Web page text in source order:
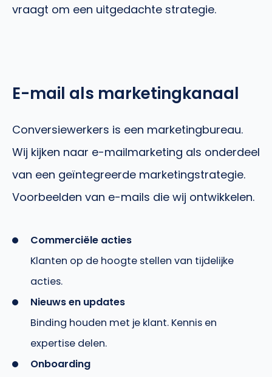
vraagt om een uitgedachte strategie.
E-mail als marketingkanaal
Conversiewerkers is een marketingbureau.
Wij kijken naar e-mailmarketing als onderdeel
van een geïntegreerde marketingstrategie.
Voorbeelden van e-mails die wij ontwikkelen.
Commerciële acties
Klanten op de hoogte stellen van tijdelijke
acties.
Nieuws en updates
Binding houden met je klant. Kennis en
expertise delen.
Onboarding